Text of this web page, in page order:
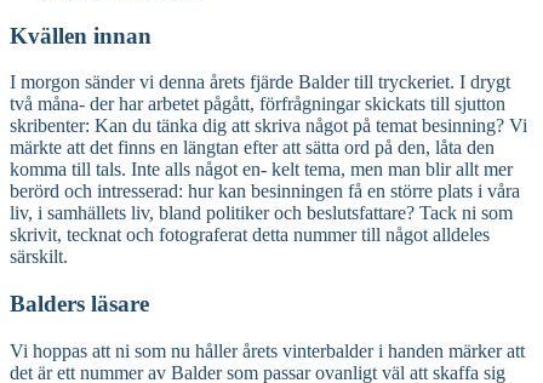
Kvällen innan
I morgon sänder vi denna årets fjärde Balder till tryckeriet. I drygt
två måna- der har arbetet pågått, förfrågningar skickats till sjutton
skribenter: Kan du tänka dig att skriva något på temat besinning? Vi
märkte att det finns en längtan efter att sätta ord på den, låta den
komma till tals. Inte alls något en- kelt tema, men man blir allt mer
berörd och intresserad: hur kan besinningen få en större plats i våra
liv, i samhällets liv, bland politiker och beslutsfattare? Tack ni som
skrivit, tecknat och fotograferat detta nummer till något alldeles
särskilt.
Balders läsare
Vi hoppas att ni som nu håller årets vinterbalder i handen märker att
det är ett nummer av Balder som passar ovanligt väl att skaffa sig